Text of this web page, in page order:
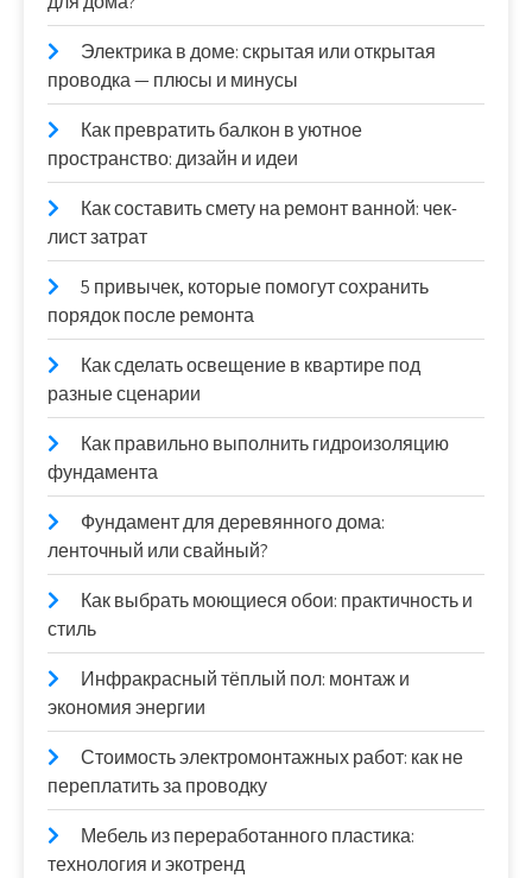
Электрика в доме: скрытая или открытая
проводка — плюсы и минусы
Как превратить балкон в уютное
пространство: дизайн и идеи
Как составить смету на ремонт ванной: чек-
лист затрат
5 привычек, которые помогут сохранить
порядок после ремонта
Как сделать освещение в квартире под
разные сценарии
Как правильно выполнить гидроизоляцию
фундамента
Фундамент для деревянного дома:
ленточный или свайный?
Как выбрать моющиеся обои: практичность и
стиль
Инфракрасный тёплый пол: монтаж и
экономия энергии
Стоимость электромонтажных работ: как не
переплатить за проводку
Мебель из переработанного пластика:
технология и экотренд